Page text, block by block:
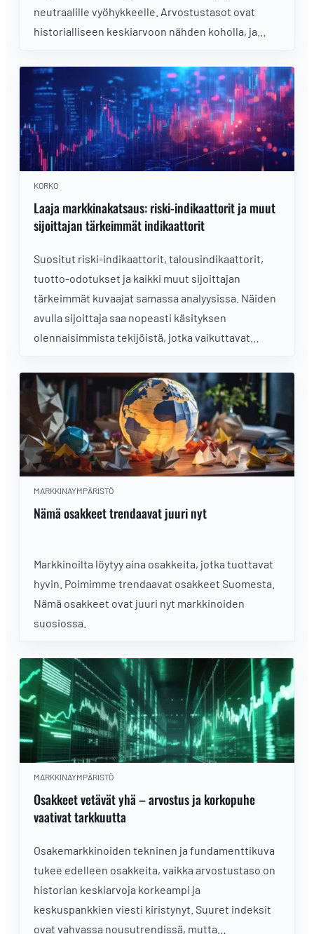
neutraalille vyöhykkeelle. Arvostustasot ovat
historialliseen keskiarvoon nähden koholla, ja
Analyysissa indeksitrendit, arvostus,
korkomarkkinat ja sektorirotaatio.
KORKO
Laaja markkinakatsaus: riski-indikaattorit ja muut
sijoittajan tärkeimmät indikaattorit
Suositut riski-indikaattorit, talousindikaattorit,
tuotto-odotukset ja kaikki muut sijoittajan
tärkeimmät kuvaajat samassa analyysissa. Näiden
avulla sijoittaja saa nopeasti käsityksen
olennaisimmista tekijöistä, jotka vaikuttavat
MARKKINAYMPÄRISTÖ
Nämä osakkeet trendaavat juuri nyt
Markkinoilta löytyy aina osakkeita, jotka tuottavat
hyvin. Poimimme trendaavat osakkeet Suomesta.
Nämä osakkeet ovat juuri nyt markkinoiden
suosiossa.
MARKKINAYMPÄRISTÖ
Osakkeet vetävät yhä – arvostus ja korkopuhe
vaativat tarkkuutta
Osakemarkkinoiden tekninen ja fundamenttikuva
tukee edelleen osakkeita, vaikka arvostustaso on
historian keskiarvoja korkeampi ja
keskuspankkien viesti kiristynyt. Suuret indeksit
ovat vahvassa nousutrendissä, mutta